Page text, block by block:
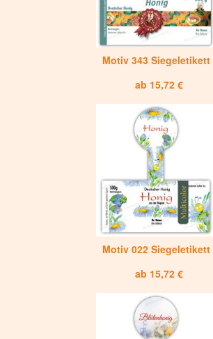
Motiv 343 Siegeletikett
ab 15,72 €
Motiv 022 Siegeletikett
ab 15,72 €